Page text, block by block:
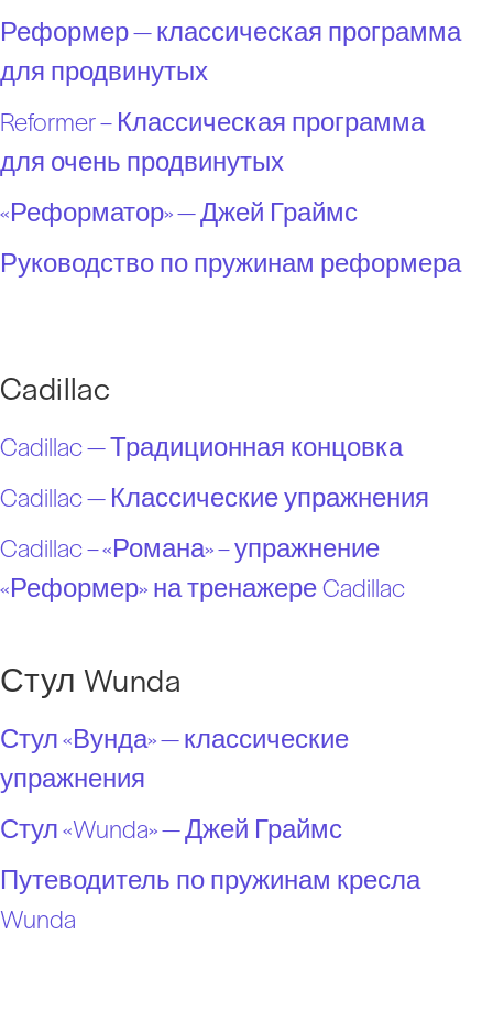
Реформер — классическая программа
для продвинутых
Reformer – Классическая программа
для очень продвинутых
«Реформатор» — Джей Граймс
Руководство по пружинам реформера
Cadillac
Cadillac — Традиционная концовка
Cadillac — Классические упражнения
Cadillac – «Романа» – упражнение
«Реформер» на тренажере Cadillac
Стул Wunda
Стул «Вунда» — классические
упражнения
Стул «Wunda» — Джей Граймс
Путеводитель по пружинам кресла
Wunda